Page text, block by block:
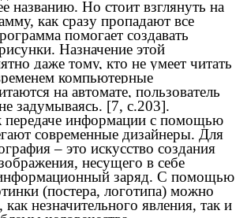
названию. Но стоит взглянуть на
как сразу пропадают все
помогает создавать
Назначение этой
даже тому, кто не умеет читать
компьютерные
на автомате, пользователь
задумываясь. [7, с.203].
информации с помощью
современные дизайнеры. Для
– это искусство создания
несущего в себе
заряд. С помощью
(постера, логотипа) можно
незначительного явления, так и